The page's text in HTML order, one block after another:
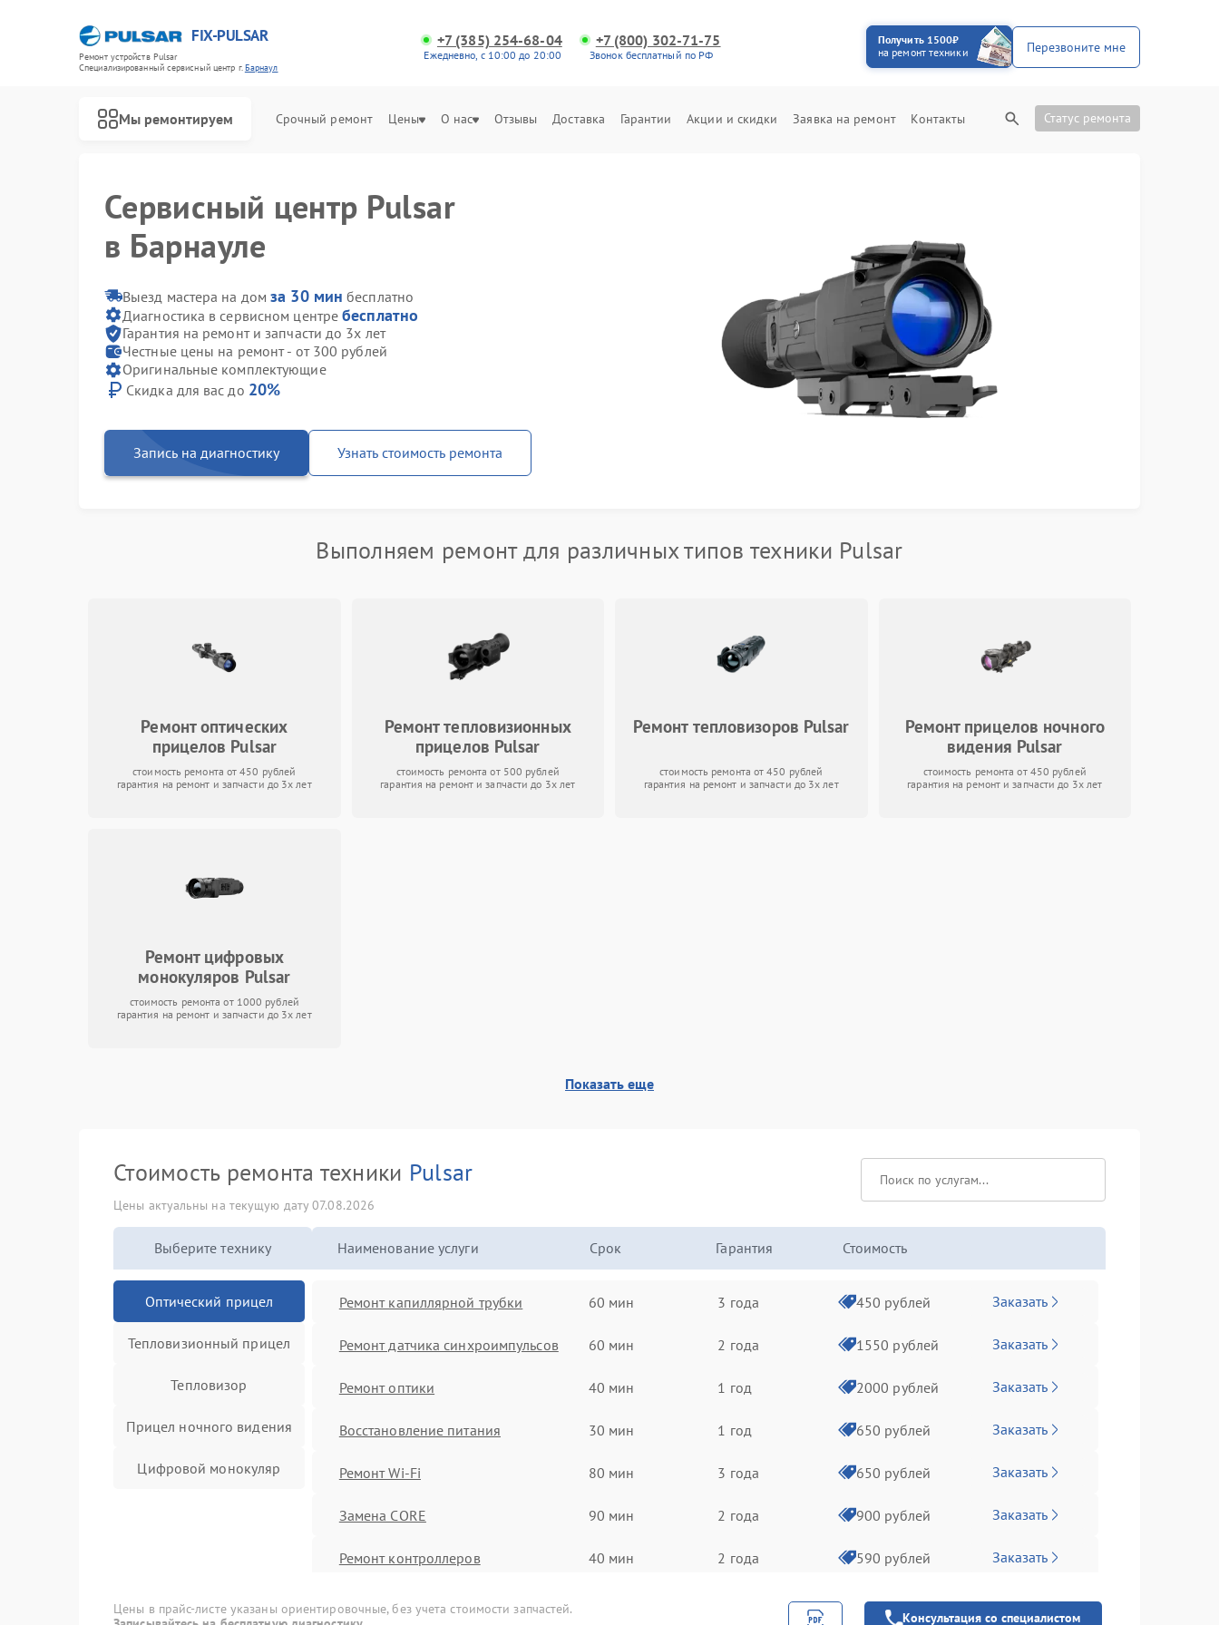
FIX-PULSAR
Ремонт устройств Pulsar
Специализированный cервисный центр г.Барнаул
+7 (385) 254-68-04
Ежедневно, с 10:00 до 20:00
+7 (800) 302-71-75
Звонок бесплатный по РФ
Получить 1500₽
на ремонт техники
Перезвоните мне
Мы ремонтируем Срочный ремонт Цены О нас Отзывы Доставка Гарантии Акции и скидки Заявка на ремонт Контакты Статус ремонта
Сервисный центр Pulsar
в Барнауле
Выезд мастера на домза 30 мин бесплатно
Диагностика в сервисном центребесплатно
Гарантия на ремонт и запчасти до 3х лет
Честные цены на ремонт - от 300 рублей
Оригинальные комплектующие
Скидка для вас до 20%
Запись на диагностику Узнать стоимость ремонта
Выполняем ремонт для различных типов техники Pulsar
Ремонт оптических
прицелов Pulsar
стоимость ремонта от 450 рублей
гарантия на ремонт и запчасти до 3х лет
Ремонт тепловизионных
прицелов Pulsar
стоимость ремонта от 500 рублей
гарантия на ремонт и запчасти до 3х лет
Ремонт тепловизоров Pulsar
стоимость ремонта от 450 рублей
гарантия на ремонт и запчасти до 3х лет
Ремонт прицелов ночного
видения Pulsar
стоимость ремонта от 450 рублей
гарантия на ремонт и запчасти до 3х лет
Ремонт цифровых
монокуляров Pulsar
стоимость ремонта от 1000 рублей
гарантия на ремонт и запчасти до 3х лет
Показать еще
Стоимость ремонта техники Pulsar
Цены актуальны на текущую дату 07.08.2026
Выберите технику
Оптический прицел
Тепловизионный прицел
Тепловизор
Прицел ночного видения
Цифровой монокуляр
Наименование услуги Срок Гарантия Стоимость
Ремонт капиллярной трубки 60 мин 3 года 450 рублей Заказать
Ремонт датчика синхроимпульсов 60 мин 2 года 1550 рублей Заказать
Ремонт оптики 40 мин 1 год 2000 рублей Заказать
Восстановление питания 30 мин 1 год 650 рублей Заказать
Ремонт Wi-Fi 80 мин 3 года 650 рублей Заказать
Замена CORE 90 мин 2 года 900 рублей Заказать
Ремонт контроллеров 40 мин 2 года 590 рублей Заказать
Замена аккумулятора 590 рублей Заказать
Цены в прайс-листе указаны ориентировочные, без учета стоимости запчастей.
Консультация со специалистом